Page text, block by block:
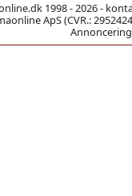
1998 - 2026 -
ApS (CVR.: